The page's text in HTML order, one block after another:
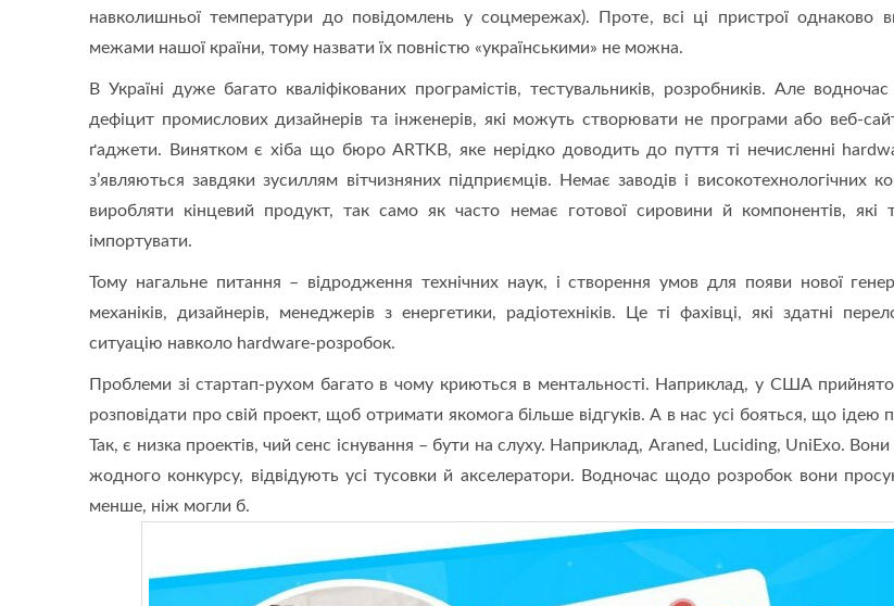
навколишньої температури до повідомлень у соцмережах). Проте, всі ці пристрої однаково
межами нашої країни, тому назвати їх повністю «українськими» не можна.
В Україні дуже багато кваліфікованих програмістів, тестувальників, розробників. Але водночас
дефіцит промислових дизайнерів та інженерів, які можуть створювати не програми або веб-
ґаджети. Винятком є хіба що бюро ARTKB, яке нерідко доводить до пуття ті нечисленні
з’являються завдяки зусиллям вітчизняних підприємців. Немає заводів і високотехнологічних
виробляти кінцевий продукт, так само як часто немає готової сировини й компонентів, які
імпортувати.
Тому нагальне питання – відродження технічних наук, і створення умов для появи нової
механіків, дизайнерів, менеджерів з енергетики, радіотехніків. Це ті фахівці, які здатні
ситуацію навколо hardware-розробок.
Проблеми зі стартап-рухом багато в чому криються в ментальності. Наприклад, у США
розповідати про свій проект, щоб отримати якомога більше відгуків. А в нас усі бояться, що ідею
Так, є низка проектів, чий сенс існування – бути на слуху. Наприклад, Araned, Luciding, UniExo.
жодного конкурсу, відвідують усі тусовки й акселератори. Водночас щодо розробок вони
менше, ніж могли б.